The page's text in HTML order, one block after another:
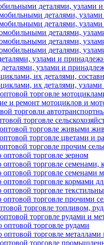
деталями, узлами
деталями,
деталями,
деталями,
деталями,
деталями,
узлами и
узлами и
их деталями,
их деталями,
торговле
и ремонт мотоциклов и
торговли
торговле
оптовой торговле живыми
торговле цветами и
торговле прочим
оптовой торговле зерном
оптовой торговле
оптовой торговле семенами
оптовой торговле кормами
оптовой торговле
оптовой торговле
торговле топливом,
торговле рудами и
оптовой торговле рудами
оптовой торговле
оптовой торговле